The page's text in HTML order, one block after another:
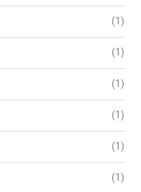
(1)
(1)
(1)
(1)
(1)
(1)